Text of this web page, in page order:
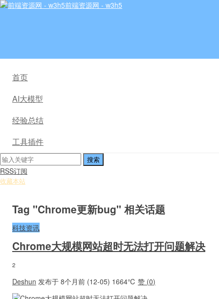
前端资源网 - w3h5
首页
AI大模型
经验总结
工具插件
RSS订阅
收藏本站
Tag "Chrome更新bug" 相关话题
科技资讯
Chrome大规模网站超时无法打开问题解决
2
Deshun 发布于 8个月前 (12-05) 1664℃ 赞 (0)